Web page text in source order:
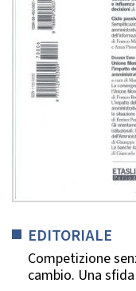
EDITORIALE
Competizione
cambio. Una